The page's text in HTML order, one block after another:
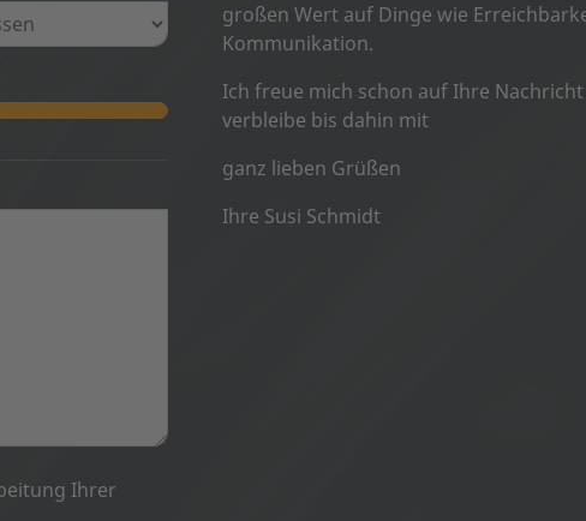
Ihrer
großen Wert auf Dinge wie
Kommunikation.
Ich freue mich schon auf Ihre
verbleibe bis dahin mit
ganz lieben Grüßen
Ihre Susi Schmidt